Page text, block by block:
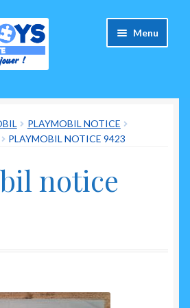
Menu
PLAYMOBIL NOTICE
PLAYMOBIL NOTICE 9423
notice